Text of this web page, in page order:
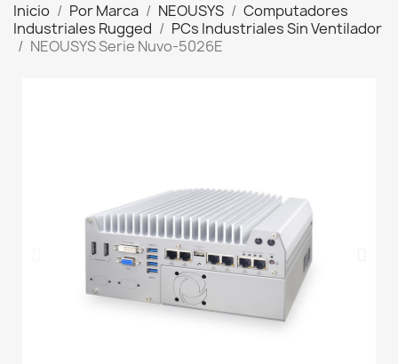
Inicio Por Marca NEOUSYS
Computadores
Industriales Rugged
PCs Industriales Sin Ventilador
NEOUSYS Serie Nuvo-5026E